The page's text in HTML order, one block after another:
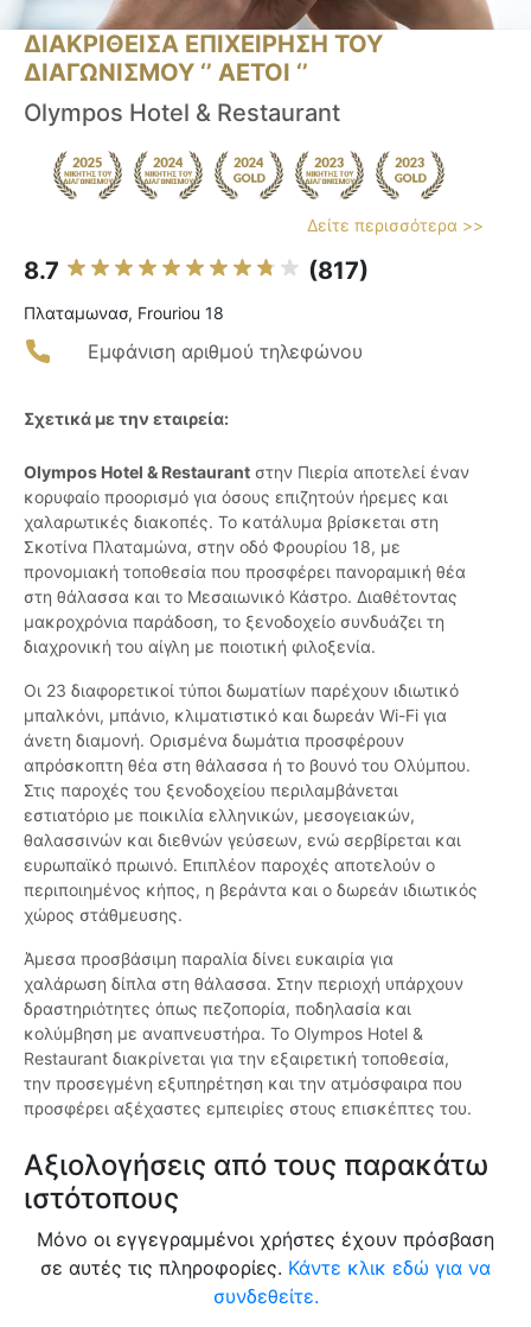
ΔΙΑΚΡΙΘΕΙΣΑ ΕΠΙΧΕΙΡΗΣΗ ΤΟΥ
ΔΙΑΓΩΝΙΣΜΟΥ ‘’ ΑΕΤΟΙ ‘’
Olympos Hotel & Restaurant
Δείτε περισσότερα >>
8.7 (817)
Πλαταμωνασ, Frouriou 18
Εμφάνιση αριθμού τηλεφώνου
Σχετικά με την εταιρεία:
Olympos Hotel & Restaurant στην Πιερία αποτελεί έναν
κορυφαίο προορισμό για όσους επιζητούν ήρεμες και
χαλαρωτικές διακοπές. Το κατάλυμα βρίσκεται στη
Σκοτίνα Πλαταμώνα, στην οδό Φρουρίου 18, με
προνομιακή τοποθεσία που προσφέρει πανοραμική θέα
στη θάλασσα και το Μεσαιωνικό Κάστρο. Διαθέτοντας
μακροχρόνια παράδοση, το ξενοδοχείο συνδυάζει τη
διαχρονική του αίγλη με ποιοτική φιλοξενία.
Οι 23 διαφορετικοί τύποι δωματίων παρέχουν ιδιωτικό
μπαλκόνι, μπάνιο, κλιματιστικό και δωρεάν Wi-Fi για
άνετη διαμονή. Ορισμένα δωμάτια προσφέρουν
απρόσκοπτη θέα στη θάλασσα ή το βουνό του Ολύμπου.
Στις παροχές του ξενοδοχείου περιλαμβάνεται
εστιατόριο με ποικιλία ελληνικών, μεσογειακών,
θαλασσινών και διεθνών γεύσεων, ενώ σερβίρεται και
ευρωπαϊκό πρωινό. Επιπλέον παροχές αποτελούν ο
περιποιημένος κήπος, η βεράντα και ο δωρεάν ιδιωτικός
χώρος στάθμευσης.
Άμεσα προσβάσιμη παραλία δίνει ευκαιρία για
χαλάρωση δίπλα στη θάλασσα. Στην περιοχή υπάρχουν
δραστηριότητες όπως πεζοπορία, ποδηλασία και
κολύμβηση με αναπνευστήρα. Το Olympos Hotel &
Restaurant διακρίνεται για την εξαιρετική τοποθεσία,
την προσεγμένη εξυπηρέτηση και την ατμόσφαιρα που
προσφέρει αξέχαστες εμπειρίες στους επισκέπτες του.
Αξιολογήσεις από τους παρακάτω
ιστότοπους
Μόνο οι εγγεγραμμένοι χρήστες έχουν πρόσβαση
σε αυτές τις πληροφορίες. Κάντε κλικ εδώ για να
συνδεθείτε.